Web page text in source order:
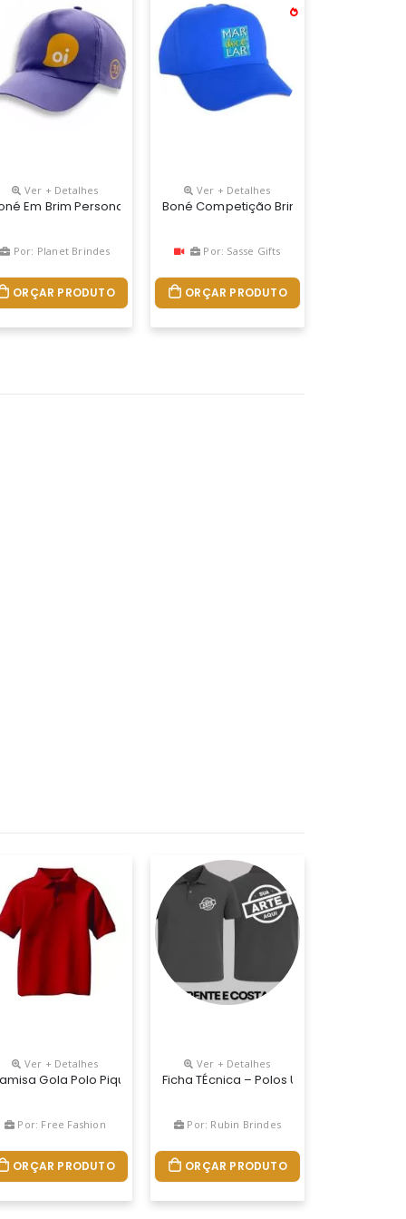
Americano Ou 06 Gomos, Com Frontal Entretela De Memória,
Ver + Detalhes
Em Brim Personalizado
Por: Planet Brindes
ORÇAR PRODUTO
Ver + Detalhes
Boné Competição Brim. Brim 100%
Por: Sasse Gifts
ORÇAR PRODUTO
Em ´varias Opções De Tecido E Composição,
E Opções Para Personalização. Fabricação Própria.
Ver + Detalhes
Gola Polo Piquet Supremo, FabricaÇÃo PrÓpria, Com
Por: Free Fashion
ORÇAR PRODUTO
Ver + Detalhes
Ficha TÉcnica – Polos Uniformes Polo
Por: Rubin Brindes
ORÇAR PRODUTO